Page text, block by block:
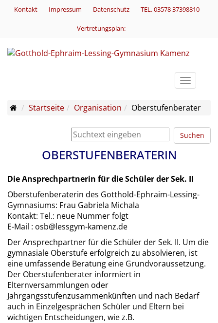
Kontakt Impressum Datenschutz TEL. 03578 37398810
Vertretungsplan:
Toggle
Startseite
Organisation Oberstufenberater
Suchen
OBERSTUFENBERATERIN
Die Ansprechpartnerin für die Schüler der Sek. II
Oberstufenberaterin des Gotthold-Ephraim-Lessing-
Gymnasiums: Frau Gabriela Michala
Kontakt: Tel.: neue Nummer folgt
E-Mail : osb@lessgym-kamenz.de
Der Ansprechpartner für die Schüler der Sek. II. Um die
gymnasiale Oberstufe erfolgreich zu absolvieren, ist
eine umfassende Beratung eine Grundvoraussetzung.
Der Oberstufenberater informiert in
Elternversammlungen oder
Jahrgangsstufenzusammenkünften und nach Bedarf
auch in Einzelgesprächen Schüler und Eltern bei
wichtigen Entscheidungen, wie z.B.